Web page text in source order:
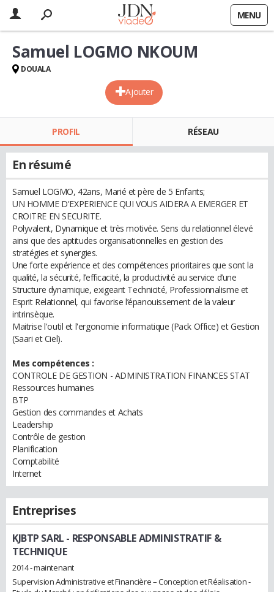
MENU
Ajouter
Samuel LOGMO NKOUM
DOUALA
PROFIL RÉSEAU
En résumé
Samuel LOGMO, 42ans, Marié et père de 5 Enfants;
UN HOMME D'EXPERIENCE QUI VOUS AIDERA A EMERGER ET
CROITRE EN SECURITE.
Polyvalent, Dynamique et très motivée. Sens du relationnel élevé
ainsi que des aptitudes organisationnelles en gestion des
stratégies et synergies.
Une forte expérience et des compétences prioritaires que sont la
qualité, la sécurité, l’efficacité, la productivité au service d’une
Structure dynamique, exigeant Technicité, Professionnalisme et
Esprit Relationnel, qui favorise l’épanouissement de la valeur
intrinsèque.
Maitrise l'outil et l'ergonomie informatique (Pack Office) et Gestion
(Saari et Ciel).
Mes compétences :
CONTROLE DE GESTION - ADMINISTRATION FINANCES STAT
Ressources humaines
BTP
Gestion des commandes et Achats
Leadership
Contrôle de gestion
Planification
Comptabilité
Internet
Entreprises
KJBTP SARL - RESPONSABLE ADMINISTRATIF &
TECHNIQUE
2014 - maintenant
Supervision Administrative et Financière – Conception et Réalisation -